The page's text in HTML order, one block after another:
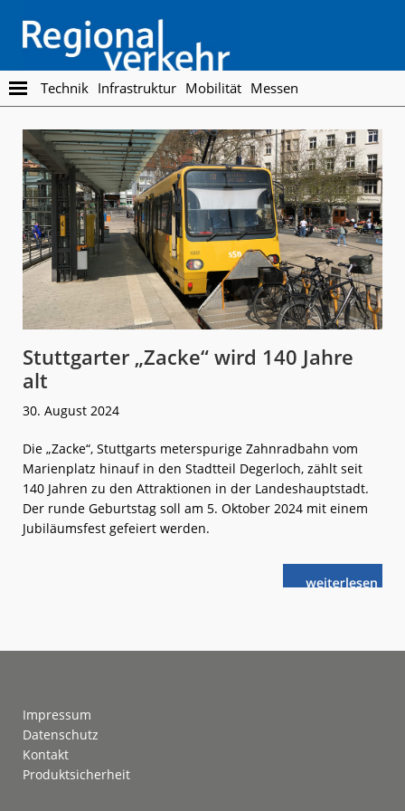
main
content
footer
Regionalverkehr
Die
Fachzeitschrift
den
Öffentlichen
Personennahverkehr
Technik Infrastruktur Mobilität Messen
Stuttgarter „Zacke“ wird 140 Jahre
alt
30. August 2024
Die „Zacke“, Stuttgarts meterspurige Zahnradbahn vom
Marienplatz hinauf in den Stadtteil Degerloch, zählt seit
140 Jahren zu den Attraktionen in der Landeshauptstadt.
Der runde Geburtstag soll am 5. Oktober 2024 mit einem
Jubiläumsfest gefeiert werden.
weiterlese
nStuttgarter
Impressum
Datenschutz
Kontakt
Produktsicherheit